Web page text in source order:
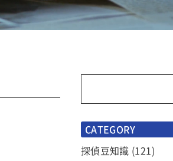
CATEGORY
探偵豆知識 (121)